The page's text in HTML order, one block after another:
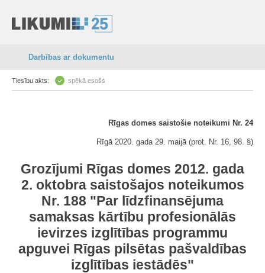
Darbības ar dokumentu
Tiesību akts: spēkā esošs
Rīgas domes saistošie noteikumi Nr. 24
Rīgā 2020. gada 29. maijā (prot. Nr. 16, 98. §)
Grozījumi Rīgas domes 2012. gada
2. oktobra saistošajos noteikumos
Nr. 188 "Par līdzfinansējuma
samaksas kārtību profesionālās
ievirzes izglītības programmu
apguvei Rīgas pilsētas pašvaldības
izglītības iestādēs"